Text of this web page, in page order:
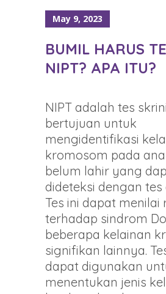
May 9, 2023
BUMIL HARUS
NIPT? APA ITU?
NIPT adalah tes
bertujuan untuk
mengidentifikasi
kromosom pada
belum lahir yang
dideteksi dengan tes
Tes ini dapat menilai
terhadap sindrom
beberapa kelainan
signifikan lainnya.
dapat digunakan
menentukan jenis